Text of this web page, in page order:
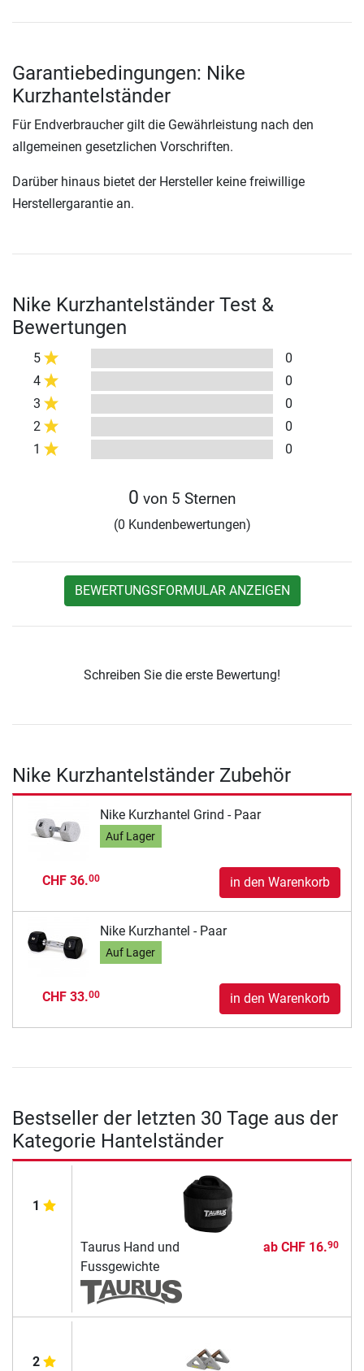
Garantiebedingungen: Nike
Kurzhantelständer
Für Endverbraucher gilt die Gewährleistung nach den
allgemeinen gesetzlichen Vorschriften.
Darüber hinaus bietet der Hersteller keine freiwillige
Herstellergarantie an.
Nike Kurzhantelständer Test &
Bewertungen
5
0
4
0
3
0
2
0
1
0
0 von 5 Sternen
(0 Kundenbewertungen)
BEWERTUNGSFORMULAR ANZEIGEN
Schreiben Sie die erste Bewertung!
Nike Kurzhantelständer Zubehör
Nike Kurzhantel Grind - Paar
Auf Lager
CHF 36.00 in den Warenkorb
Nike Kurzhantel - Paar
Auf Lager
CHF 33.00 in den Warenkorb
Bestseller der letzten 30 Tage aus der
Kategorie Hantelständer
1
Taurus Hand und
Fussgewichte
ab CHF 16.90
2